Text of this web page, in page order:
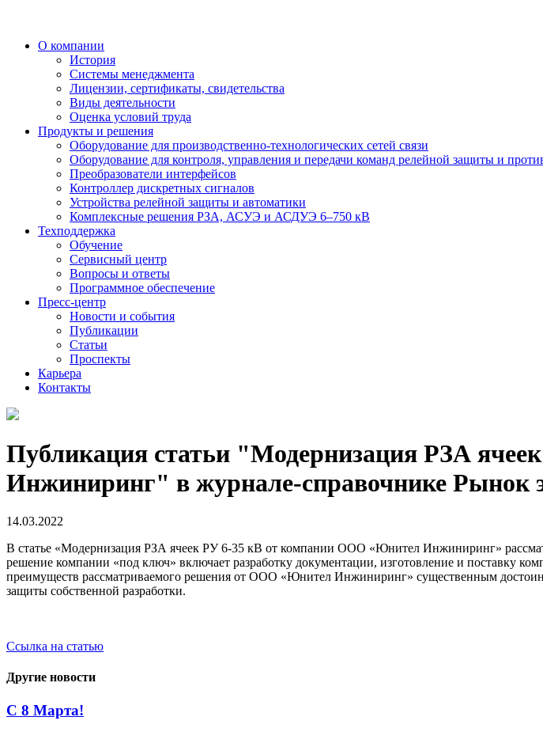
О компании
История
Системы менеджмента
Лицензии, сертификаты, свидетельства
Виды деятельности
Оценка условий труда
Продукты и решения
Оборудование для производственно-технологических сетей связи
Оборудование для контроля, управления и передачи команд релейной защиты и
Преобразователи интерфейсов
Контроллер дискретных сигналов
Устройства релейной защиты и автоматики
Комплексные решения РЗА, АСУЭ и АСДУЭ 6–750 кВ
Техподдержка
Обучение
Сервисный центр
Вопросы и ответы
Программное обеспечение
Пресс-центр
Новости и события
Публикации
Статьи
Проспекты
Карьера
Контакты
Публикация статьи "Модернизация РЗА
Инжиниринг" в журнале-справочнике Рынок
14.03.2022
В статье «Модернизация РЗА ячеек РУ 6-35 кВ от компании ООО «Юнител Инжиниринг»
решение компании «под ключ» включает разработку документации, изготовление и поставку
преимуществ рассматриваемого решения от ООО «Юнител Инжиниринг» существенным
защиты собственной разработки.
Ссылка на статью
Другие новости
С 8 Марта!